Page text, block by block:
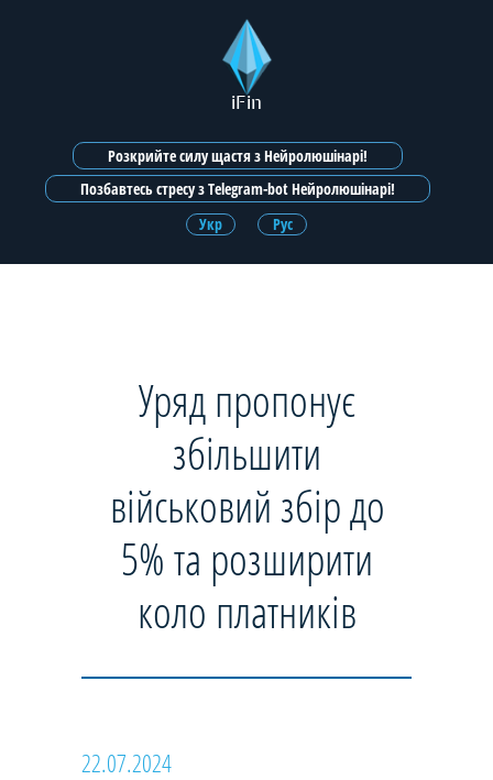
iFin
Розкрийте силу щастя з Нейролюшінарі!
Позбавтесь стресу з Telegram-bot Нейролюшінарі!
Укр
Рус
Уряд пропонує
збільшити
військовий збір до
5% та розширити
коло платників
22.07.2024